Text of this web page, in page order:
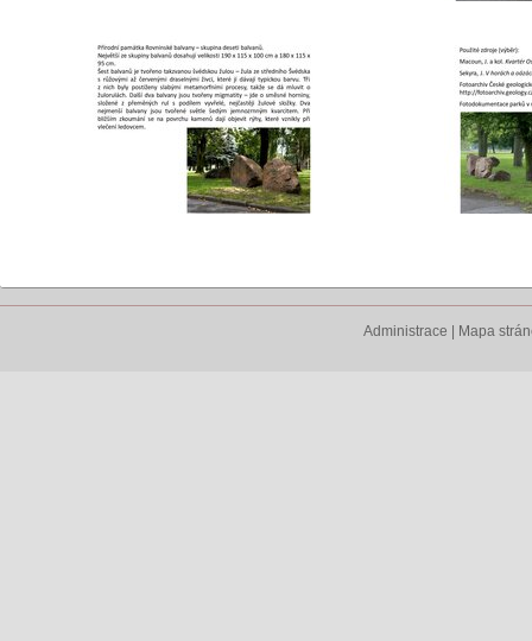
Administrace | Mapa